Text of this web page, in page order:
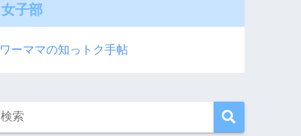
女子部
ワーママの知っトク手帖